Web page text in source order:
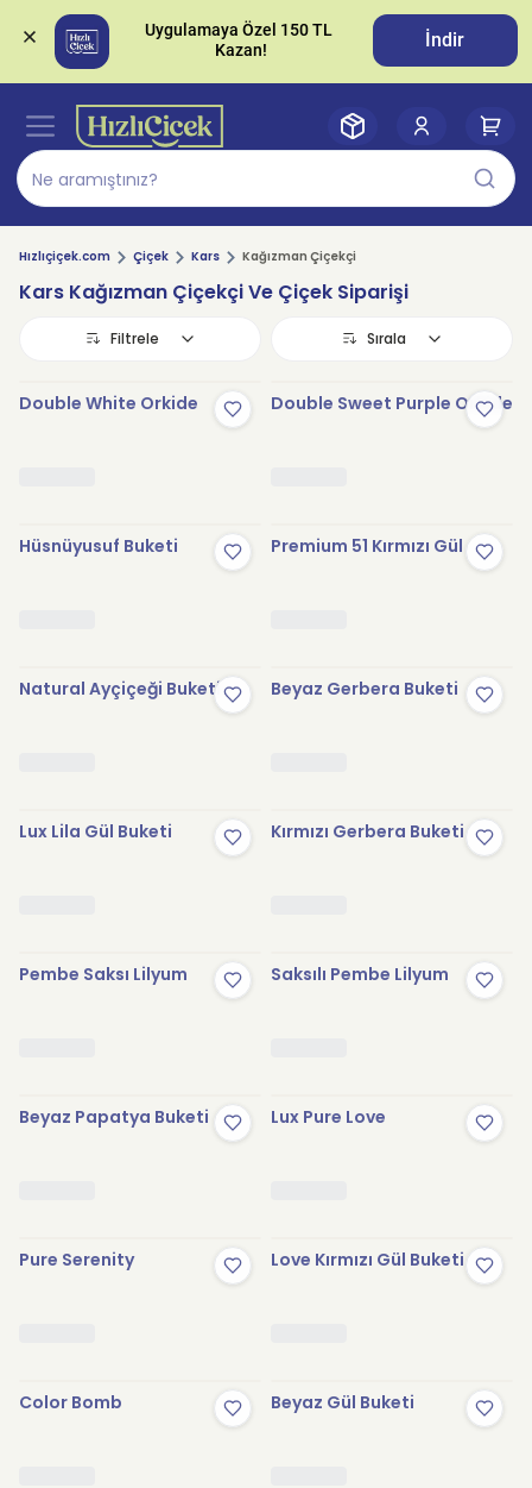
Uygulamaya Özel 150 TL
İndir
Hızlıçiçek.com Çiçek Kars Kağızman Çiçekçi
Kars Kağızman Çiçekçi Ve Çiçek Siparişi
Filtrele Sırala
Double White Orkide Double Sweet Purple Orkide
Hüsnüyusuf Buketi Premium 51 Kırmızı Gül
Natural Ayçiçeği Buketi Beyaz Gerbera Buketi
Lux Lila Gül Buketi Kırmızı Gerbera Buketi
Pembe Saksı Lilyum Saksılı Pembe Lilyum
Beyaz Papatya Buketi Lux Pure Love
Pure Serenity Love Kırmızı Gül Buketi
Color Bomb Beyaz Gül Buketi